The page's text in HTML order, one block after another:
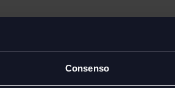
Consenso